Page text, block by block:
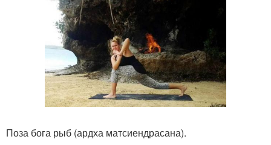
Поза бога рыб (ардха матсиендрасана).